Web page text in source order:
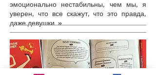
эмоционально нестабильны, чем мы, я
уверен, что все скажут, что это правда,
даже девушки. »